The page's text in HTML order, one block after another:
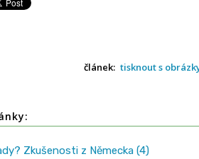
článek: tisknout s
Zkušenosti z Německa (4)